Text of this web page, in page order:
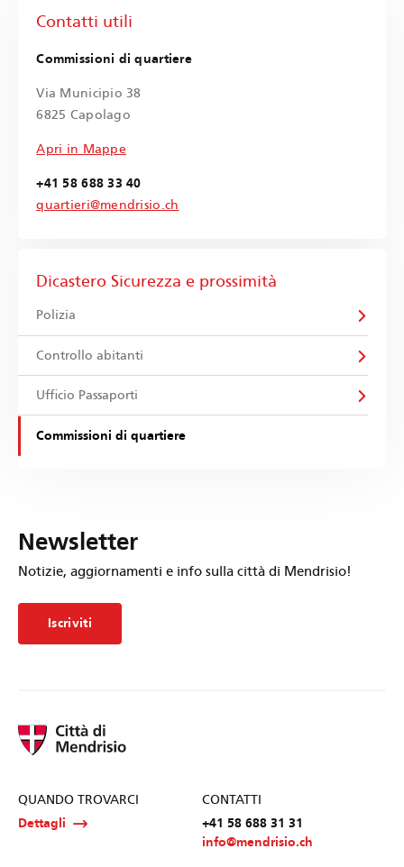
Contatti utili
Commissioni di quartiere
Via Municipio 38
6825 Capolago
Apri in Mappe
+41 58 688 33 40
quartieri@mendrisio.ch
Dicastero Sicurezza e prossimità
Polizia
Controllo abitanti
Ufficio Passaporti
Commissioni di quartiere
Newsletter
Notizie, aggiornamenti e info sulla città di Mendrisio!
Iscriviti
QUANDO TROVARCI
Dettagli
CONTATTI
+41 58 688 31 31
info@mendrisio.ch